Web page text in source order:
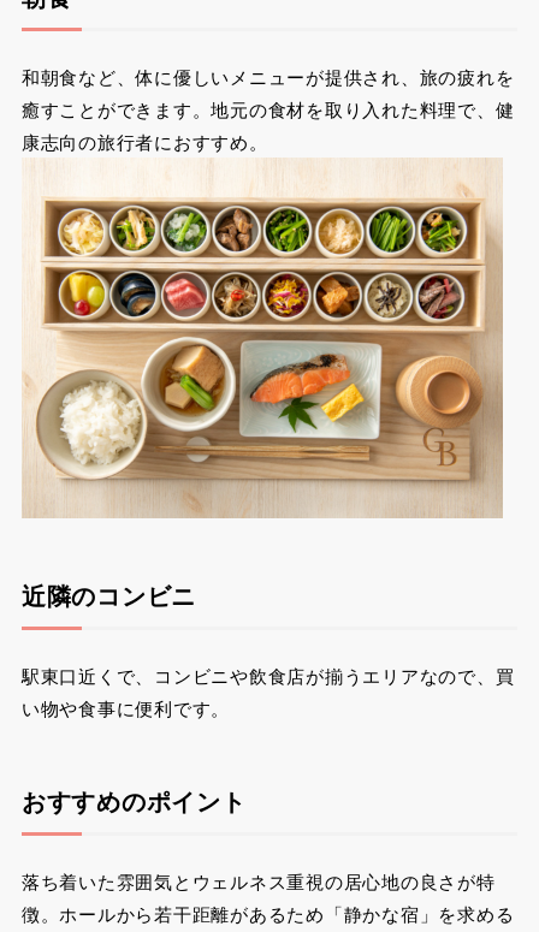
和朝食など、体に優しいメニューが提供され、旅の疲れを
癒すことができます。地元の食材を取り入れた料理で、健
康志向の旅行者におすすめ。
近隣のコンビニ
駅東口近くで、コンビニや飲食店が揃うエリアなので、買
い物や食事に便利です。
おすすめのポイント
落ち着いた雰囲気とウェルネス重視の居心地の良さが特
徴。ホールから若干距離があるため「静かな宿」を求める